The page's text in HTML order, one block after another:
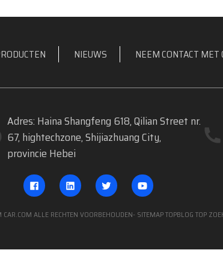
NIEUWS NEEM CONTACT MET
Adres: Haina Shangfeng 618, Qilian Street nr.
67, hightechzone, Shijiazhuang City,
provincie Hebei
ALLE RECHTEN VOORBEHOUDEN- SITEMAPTOPBLOG TOP